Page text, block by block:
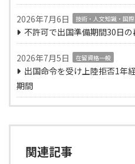
2026年7月6日 技術・人文知識・国
不許可で出国準備期間30日
2026年7月5日 在留資格一般
出国命令を受け上陸拒否1年
期間
関連記事